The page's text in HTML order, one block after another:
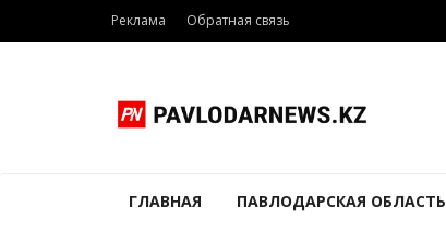
Реклама Обратная связь
ГЛАВНАЯ ПАВЛОДАРСКАЯ ОБЛАСТЬ